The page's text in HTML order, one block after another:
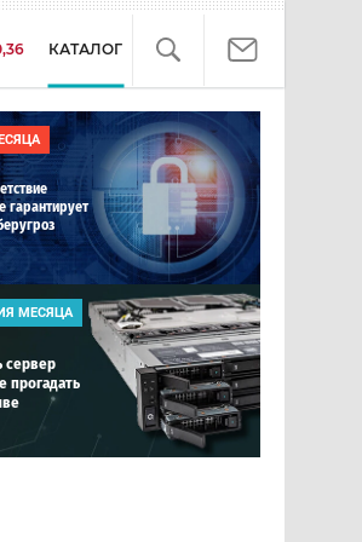
КАТАЛОГ
гарантирует
МЕСЯЦА
сервер
прогадать